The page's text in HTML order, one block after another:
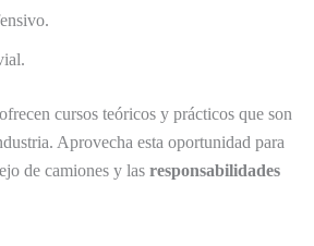
cursos teóricos y prácticos que son
Aprovecha esta oportunidad para
de camiones y las responsabilidades